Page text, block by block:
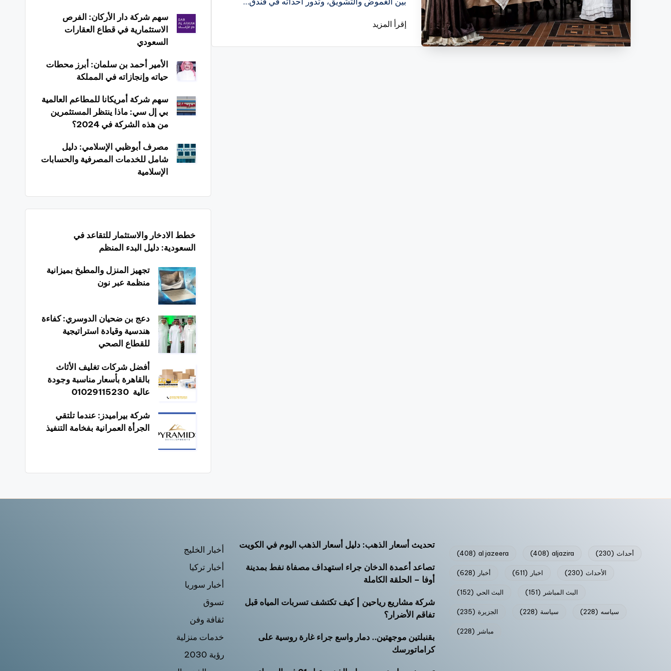
إقرأ المزيد
سهم شركة دار الأركان: الفرص
الاستثمارية في قطاع العقارات
السعودي
الأمير أحمد بن سلمان: أبرز محطات
حياته وإنجازاته في المملكة
سهم شركة أمريكانا للمطاعم العالمية
بي إل سي: ماذا ينتظر المستثمرين
من هذه الشركة في 2024؟
مصرف أبوظبي الإسلامي: دليل
شامل للخدمات المصرفية والحسابات
الإسلامية
خطط الادخار والاستثمار للتقاعد في
السعودية: دليل البدء المنظم
تجهيز المنزل والمطبخ بميزانية
منظمة عبر نون
دعج بن ضحيان الدوسري: كفاءة
هندسية وقيادة استراتيجية
للقطاع الصحي
أفضل شركات تغليف الأثاث
بالقاهرة بأسعار مناسبة وجودة
عالية 01029115230
شركة بيراميدز: عندما تلتقي
الجرأة العمرانية بفخامة التنفيذ
al jazeera
(408) aljazira
(408) أحداث (230)
أخبار (628) اخبار (611) الأحداث (230)
البث الحي (152) البث المباشر (151)
الجزيرة (235) سياسة (228) سياسه (228)
مباشر (228)
تحديث أسعار الذهب: دليل أسعار الذهب اليوم في الكويت
تصاعد أعمدة الدخان جراء استهداف مصفاة نفط بمدينة
أوفا – الحلقة الكاملة
شركة مشاريع رياحين | كيف تكتشف تسربات المياه قبل
تفاقم الأضرار؟
بقنبلتين موجهتين.. دمار واسع جراء غارة روسية على
كراماتورسك
أخبار الخليج
أخبار تركيا
أخبار سوريا
تسوق
ثقافة وفن
خدمات منزلية
رؤية 2030